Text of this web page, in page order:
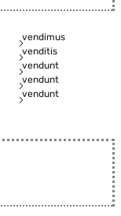
vendimus
venditis
vendunt
vendunt
vendunt